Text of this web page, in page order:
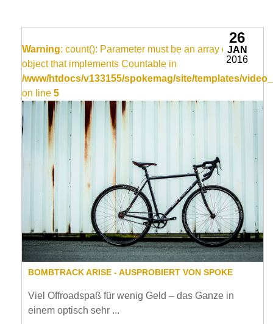
Warning: count(): Parameter must be an array or an
object that implements Countable in
/www/htdocs/v133155/spokemag/site/templates/
on line 5
BOMBTRACK ARISE - AUSPROBIERT VON SPOKE
Viel Offroadspaß für wenig Geld – das Ganze in
einem optisch sehr ...
26
JAN
2016